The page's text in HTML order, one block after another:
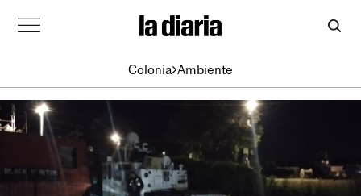
Colonia Ambiente